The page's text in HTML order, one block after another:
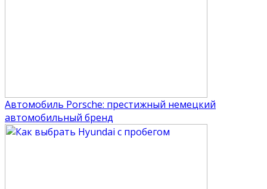
Автомобиль Porsche: престижный немецкий
автомобильный бренд